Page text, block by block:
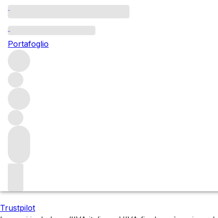
Portafoglio
High-scoring cellar
A small, privately released allocation from a single long-
controlled storage since day one. The selection spans
Filters
Attendere prego
Stiamo preparando i tuoi contenuti...
Trustpilot